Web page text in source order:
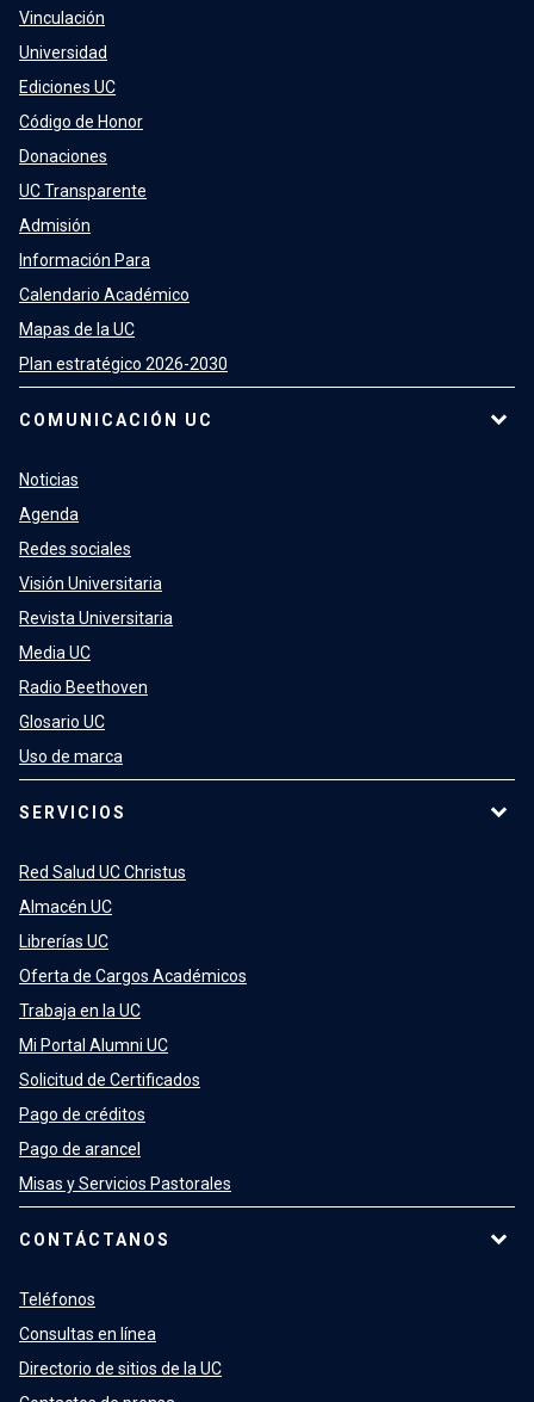
Vinculación
Universidad
Ediciones UC
Código de Honor
Donaciones
UC Transparente
Admisión
Información Para
Calendario Académico
Mapas de la UC
Plan estratégico 2026-2030
COMUNICACIÓN UC
Noticias
Agenda
Redes sociales
Visión Universitaria
Revista Universitaria
Media UC
Radio Beethoven
Glosario UC
Uso de marca
SERVICIOS
Red Salud UC Christus
Almacén UC
Librerías UC
Oferta de Cargos Académicos
Trabaja en la UC
Mi Portal Alumni UC
Solicitud de Certificados
Pago de créditos
Pago de arancel
Misas y Servicios Pastorales
CONTÁCTANOS
Teléfonos
Consultas en línea
Directorio de sitios de la UC